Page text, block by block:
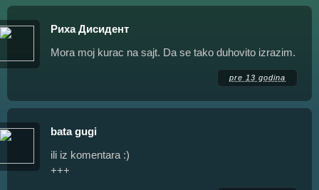
Риха Дисидент
Mora moj kurac na sajt. Da se tako duhovito izrazim.
pre 13 godina
bata gugi
ili iz komentara :)
+++